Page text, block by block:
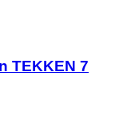
TEKKEN 7